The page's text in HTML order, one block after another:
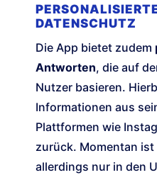
DATENSCHUTZ
Die App bietet zudem
Antworten, die auf
Nutzer basieren.
Informationen aus
Plattformen wie
zurück. Momentan ist
allerdings nur in den